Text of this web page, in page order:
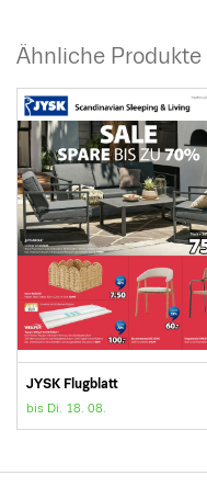
Ähnliche
JYSK Flugblatt
bis Di. 18. 08.